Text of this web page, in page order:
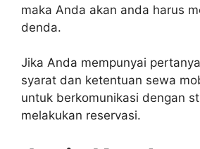
maka Anda akan anda harus
denda.
Jika Anda mempunyai
syarat dan ketentuan sewa
untuk berkomunikasi dengan
melakukan reservasi.